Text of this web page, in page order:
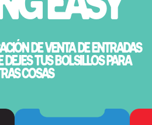
DE VENTA DE ENTRADAS
DEJES TUS BOLSILLOS PARA
COSAS